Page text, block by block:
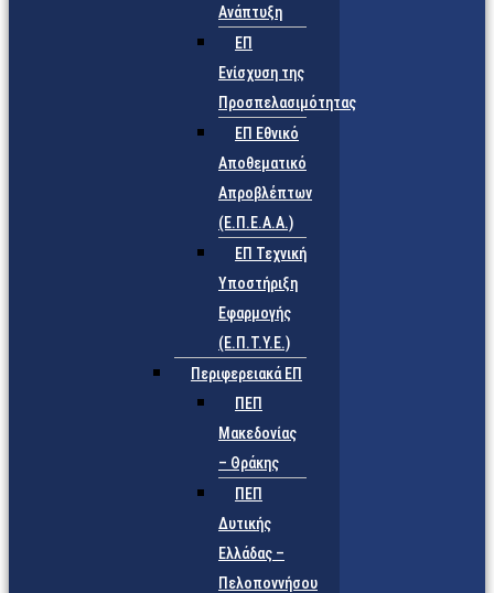
Ανάπτυξη
ΕΠ
Ενίσχυση της
Προσπελασιμότητας
ΕΠ Εθνικό
Αποθεματικό
Απροβλέπτων
(Ε.Π.Ε.Α.Α.)
ΕΠ Τεχνική
Υποστήριξη
Εφαρμογής
(Ε.Π.Τ.Υ.Ε.)
Περιφερειακά ΕΠ
ΠΕΠ
Μακεδονίας
– Θράκης
ΠΕΠ
Δυτικής
Ελλάδας –
Πελοποννήσου